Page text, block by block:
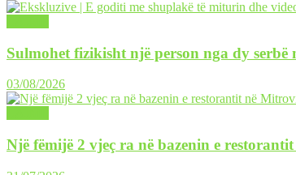
Sulmohet fizikisht një person nga dy
03/08/2026
Një fëmijë 2 vjeç ra në bazenin e